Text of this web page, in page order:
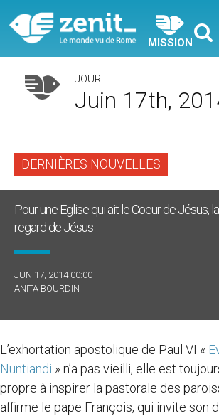
MISSION
JOUR
Juin 17th,
DERNIÈRES NOUVELLES
Pour une Eglise qui ait le Coeur de Jésus,
regard de Jésus
JUN 17, 2014 00:00
ANITA BOURDIN
L’exhortation apostolique de Paul VI «
Nuntiandi » n’a pas vieilli, elle est
propre à inspirer la pastorale des
affirme le pape François, qui invite son